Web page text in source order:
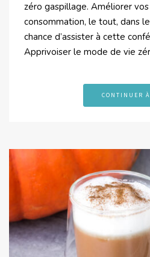
zéro gaspillage. Améliorer
consommation, le tout, dans
chance d’assister à cette
Apprivoiser le mode de vie
CONTINUER